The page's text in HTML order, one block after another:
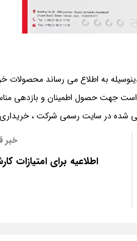
به اطلاع می رساند محصولات
شده در سایت رسمی شرکت ، خریداری
خبر
اطلاعیه برای امتیازات